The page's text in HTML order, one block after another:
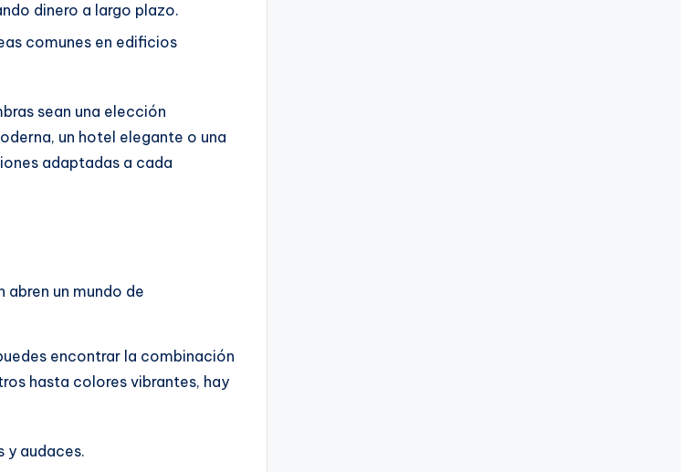
dinero a largo plazo.
comunes en edificios
sean una elección
un hotel elegante o una
adaptadas a cada
un mundo de
encontrar la combinación
hasta colores vibrantes, hay
y audaces.